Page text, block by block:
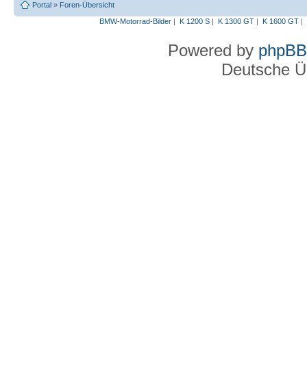
Portal » Foren-Übersicht
BMW-Motorrad-Bilder| K 1200 S| K 1300 GT| K 1600 GT|
Powered by phpBB
Deutsche